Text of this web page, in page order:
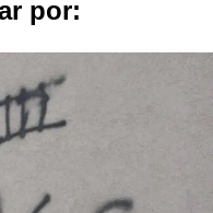
por: